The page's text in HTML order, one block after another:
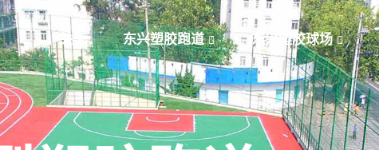
关于 东兴塑胶跑道 东兴塑胶球场